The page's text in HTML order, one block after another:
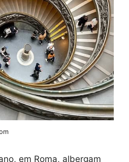
em Roma, albergam